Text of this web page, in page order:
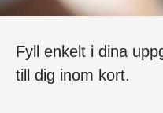
Fyll enkelt i dina
till dig inom kort.